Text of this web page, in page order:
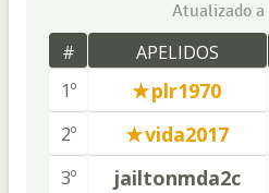
Atualizado
# APELIDOS
1º
plr1970
2º
vida2017
3º
jailtonmda2c